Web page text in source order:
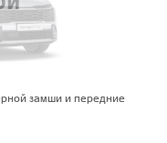
замши и передние